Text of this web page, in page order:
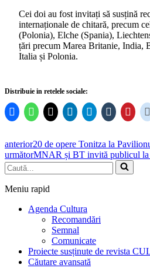
Cei doi au fost invitați să susțină
internaționale de chitară, precum
(Polonia), Elche (Spania),
țări precum Marea Britanie, India,
Italia și Polonia.
Distribuie in retelele sociale:
anterior20 de opere Tonitza la
următorMNAR și BT invită publicul la
Caută...
Meniu rapid
Agenda Cultura
Recomandări
Semnal
Comunicate
Proiecte susținute de revista
Căutare avansată